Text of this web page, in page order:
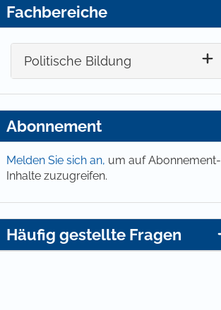
Fachbereiche
Politische Bildung
Abonnement
Melden Sie sich an, um auf Abonnement-
Inhalte zuzugreifen.
Häufig gestellte Fragen